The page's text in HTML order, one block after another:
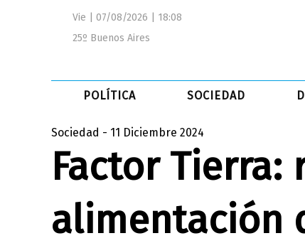
Vie | 07/08/2026 | 18:08
25º Buenos Aires
POLÍTICA SOCIEDAD
Sociedad - 11 Diciembre 2024
Factor
alimentación